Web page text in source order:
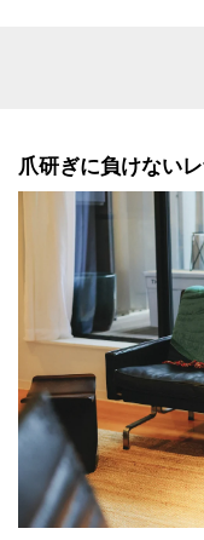
爪研ぎに負けない